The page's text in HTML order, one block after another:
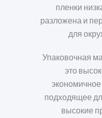
пленки
разложена и
для
Упаковочная
это
подходящее
высокие